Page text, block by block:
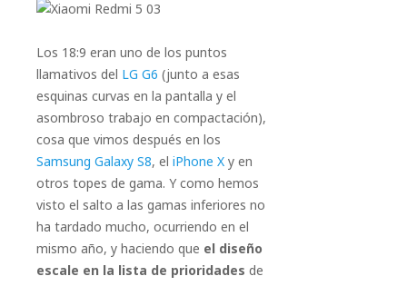
Los 18:9 eran uno de los puntos
llamativos del LG G6 (junto a esas
esquinas curvas en la pantalla y el
asombroso trabajo en compactación),
cosa que vimos después en los
Samsung Galaxy S8, el iPhone X y en
otros topes de gama. Y como hemos
visto el salto a las gamas inferiores no
ha tardado mucho, ocurriendo en el
mismo año, y haciendo que el diseño
escale en la lista de prioridades de